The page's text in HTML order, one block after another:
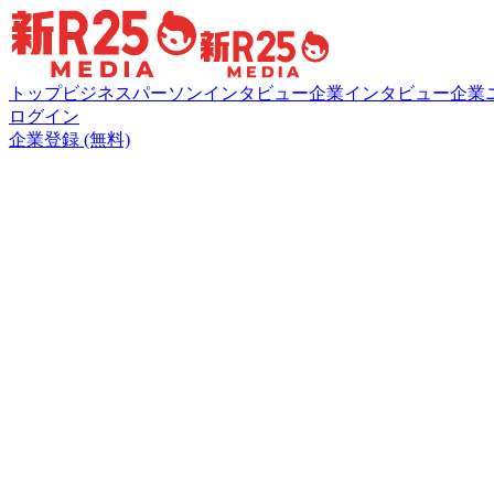
トップビジネスパーソンインタビュー企業インタビュー企業
ログイン
企業登録 (無料)